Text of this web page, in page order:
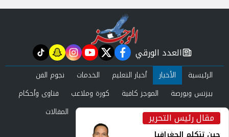
مقال رئيس التحرير
newspaper
العدد الورقي facebook
twitter
youtube
instagram
snapchat
tiktok
الرئيسية الأخبار أخبار التعليم الخدمات
نجوم الفن
بيزنس وبورصة
الموجز كافية كورة وملاعب
فتاوى وأحكام
صحة وجمال
عرب وعالم حوادث ومحاكم
المقالات
العدد الورقي